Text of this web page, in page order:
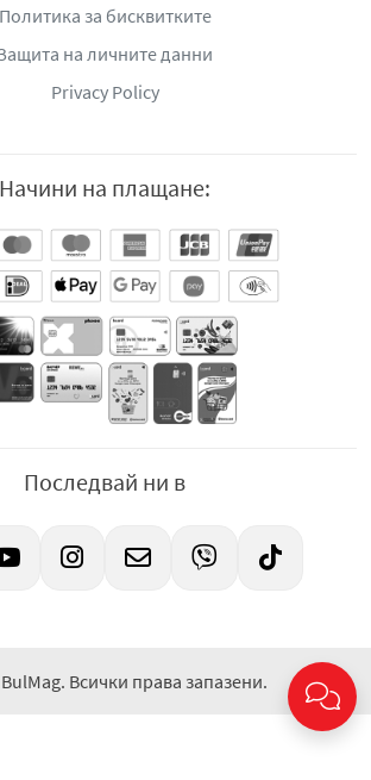
Политика за бисквитките
на личните данни
Privacy Policy
Начини на плащане:
Последвай ни в
Всички права запазени.